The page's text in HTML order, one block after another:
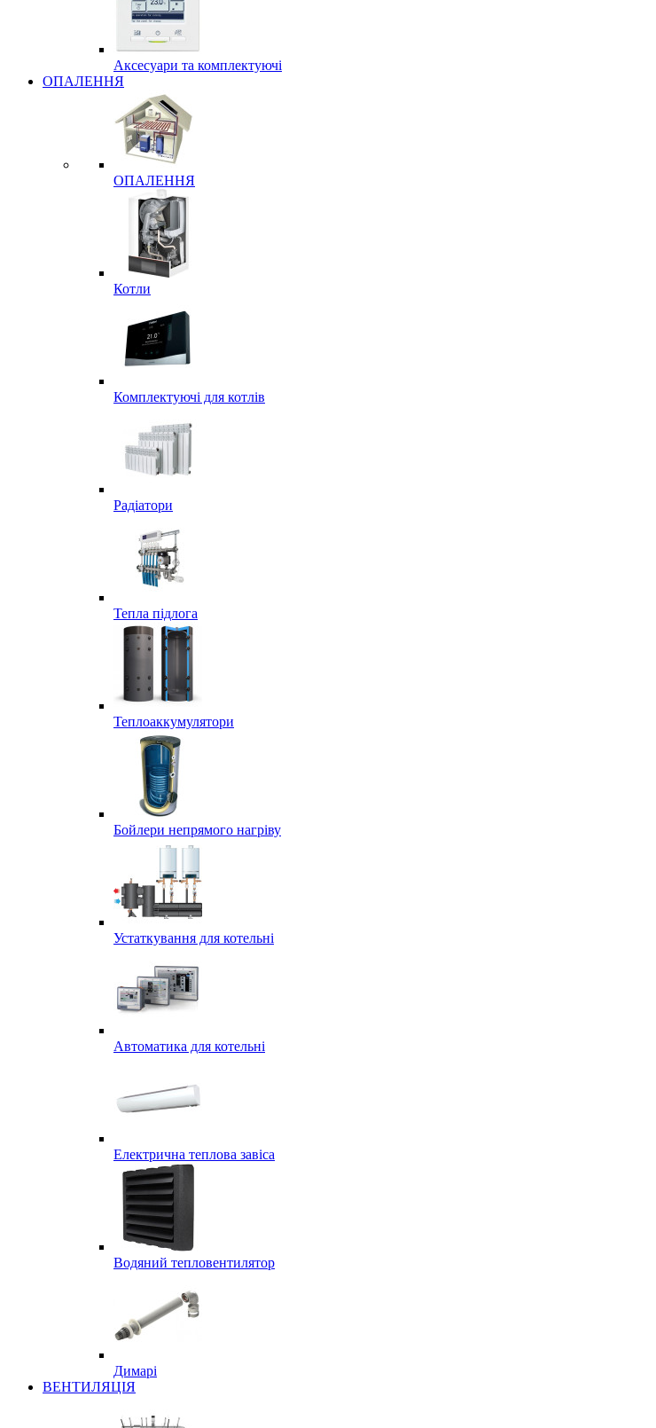
Аксесуари та комплектуючі
ОПАЛЕННЯ
ОПАЛЕННЯ
Котли
Комплектуючі для котлів
Радіатори
Тепла підлога
Теплоаккумулятори
Бойлери непрямого нагріву
Устаткування для котельні
Автоматика для котельні
Електрична теплова завіса
Водяний тепловентилятор
Димарі
ВЕНТИЛЯЦІЯ